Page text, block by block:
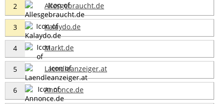
2 Allesgebraucht.de
3 Kalaydo.de
4 Markt.de
5 Laendleanzeiger.at
6 Annonce.de